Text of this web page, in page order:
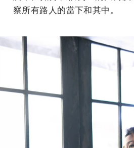
察所有路人的當下和其中。